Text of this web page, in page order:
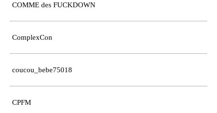
COMME des FUCKDOWN
ComplexCon
coucou_bebe75018
CPFM